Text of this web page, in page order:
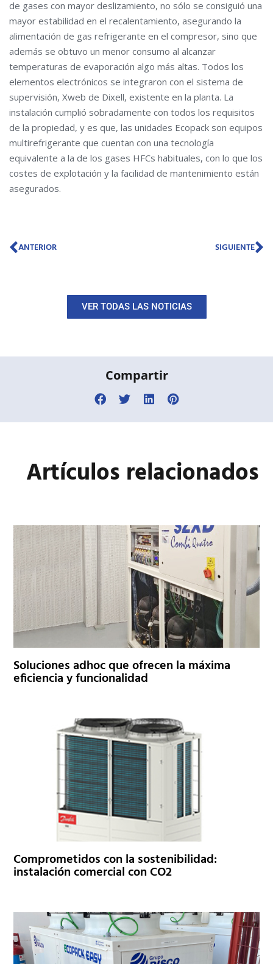
de gases con mayor deslizamiento, no sólo se consiguió una
mayor estabilidad en el recalentamiento, asegurando la
alimentación de gas refrigerante en el compresor, sino que
además se obtuvo un menor consumo al alcanzar
temperaturas de evaporación algo más altas. Todos los
elementos electrónicos se integraron con el sistema de
supervisión, Xweb de Dixell, existente en la planta. La
instalación cumplió sobradamente con todos los requisitos
de la propiedad, y es que, las unidades Ecopack son equipos
multirefrigerante que cuentan con una tecnología
equivalente a la de los gases HFCs habituales, con lo que los
costes de explotación y la facilidad de mantenimiento están
asegurados.
Ant
ANTERIOR SIGUIENTE
VER TODAS LAS NOTICIAS
Compartir
Artículos relacionados
Soluciones adhoc que ofrecen la máxima
eficiencia y funcionalidad
Comprometidos con la sostenibilidad:
instalación comercial con CO2